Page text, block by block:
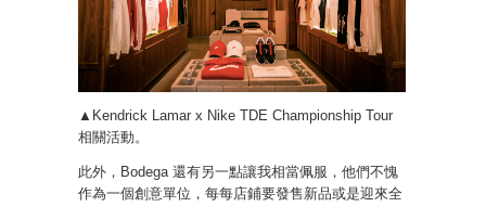
▲Kendrick Lamar x Nike TDE Championship Tour
相關活動。
此外，Bodega 還有另一點讓我相當佩服，他們不愧
作為一個創意單位，每每店鋪要發售新品或是迎來全